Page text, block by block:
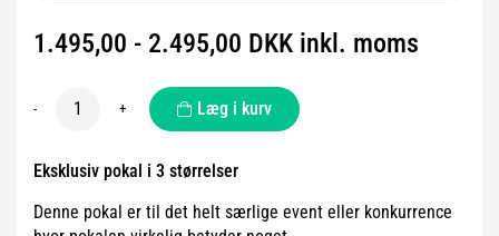
1.495,00 - 2.495,00 DKK inkl. moms
- + Læg i kurv
Eksklusiv pokal i 3 størrelser
Denne pokal er til det helt særlige event eller konkurrence